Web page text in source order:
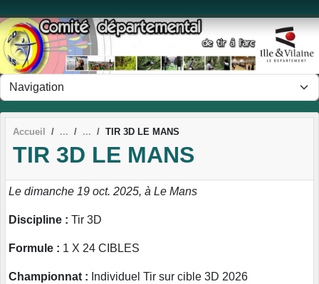
Accueil TIR 3D LE MANS
TIR 3D LE MANS
Le dimanche 19 oct. 2025, à Le Mans
Discipline : Tir 3D
Formule : 1 X 24 CIBLES
Championnat : Individuel Tir sur cible 3D 2026